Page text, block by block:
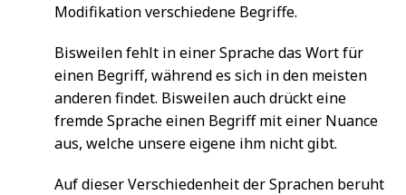
Modifikation verschiedene Begriffe.
Bisweilen fehlt in einer Sprache das Wort für
einen Begriff, während es sich in den meisten
anderen findet. Bisweilen auch drückt eine
fremde Sprache einen Begriff mit einer Nuance
aus, welche unsere eigene ihm nicht gibt.
Auf dieser Verschiedenheit der Sprachen beruht